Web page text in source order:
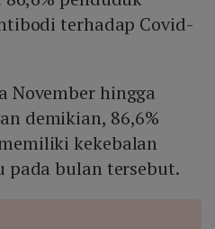
terhadap Covid-
November hingga
demikian, 86,6%
kekebalan
pada bulan tersebut.